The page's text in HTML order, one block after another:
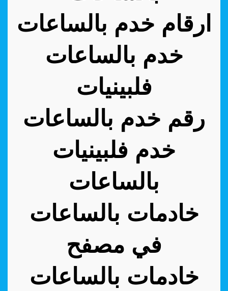
ارقام خدم بالساعات
خدم بالساعات
فلبينيات
رقم خدم بالساعات
خدم فلبينيات
بالساعات
خادمات بالساعات
في مصفح
خادمات بالساعات